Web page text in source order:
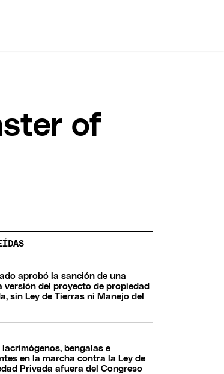
of
aprobó la sanción de una
versión del proyecto de propiedad
sin Ley de Tierras ni Manejo del
lacrimógenos, bengalas e
en la marcha contra la Ley de
Privada afuera del Congreso